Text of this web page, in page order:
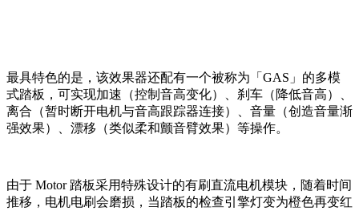
最具特色的是，该效果器还配有一个被称为「GAS」的多模
式踏板，可实现加速（控制音高变化）、刹车（降低音高）、
离合（暂时断开电机与音高跟踪器连接）、音量（创造音量渐
强效果）、漂移（类似柔和颤音臂效果）等操作。
由于 Motor 踏板采用特殊设计的有刷直流电机模块，随着时间
推移，电机电刷会磨损，当踏板的检查引擎灯变为橙色再变红